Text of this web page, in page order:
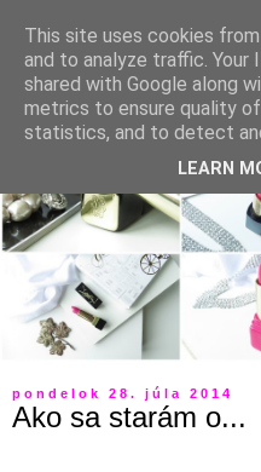
pondelok 28. júla 2014
Ako sa starám o...
This site uses cookies
and to analyze traffic. Your
shared with Google along
metrics to ensure quality
statistics, and to detect
LEARN